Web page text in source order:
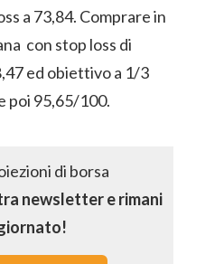
a 73,84. Comprare in
con stop loss di
ed obiettivo a 1/3
poi 95,65/100.
newsletter e rimani